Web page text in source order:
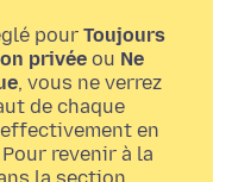
pour Toujours
privée ou Ne
, vous ne verrez
de chaque
en
revenir à la